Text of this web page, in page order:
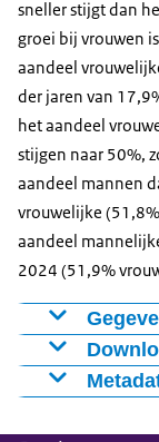
2000
1673
2001
1729
2002 1565
20031512
20041612
2005 1781
20061836
2007 1839
20081873
20091928
20102165
20112089
20122225
20132324
sneller stijgt dan
groei bij vrouwen
aandeel
der jaren van
het aandeel
stijgen naar 50%,
aandeel mannen
vrouwelijke
aandeel
2024 (51,9%
Jaar %
1991
Figuur als